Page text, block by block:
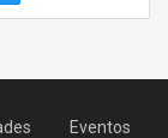
Eventos